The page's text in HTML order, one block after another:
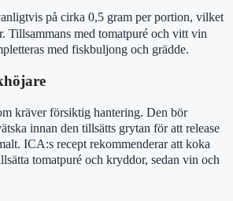
på cirka 0,5 gram per portion, vilket
Tillsammans med tomatpuré och vitt vin
med fiskbuljong och grädde.
kräver försiktig hantering. Den bör
innan den tillsätts grytan för att release
ICA:s recept rekommenderar att koka
tomatpuré och kryddor, sedan vin och